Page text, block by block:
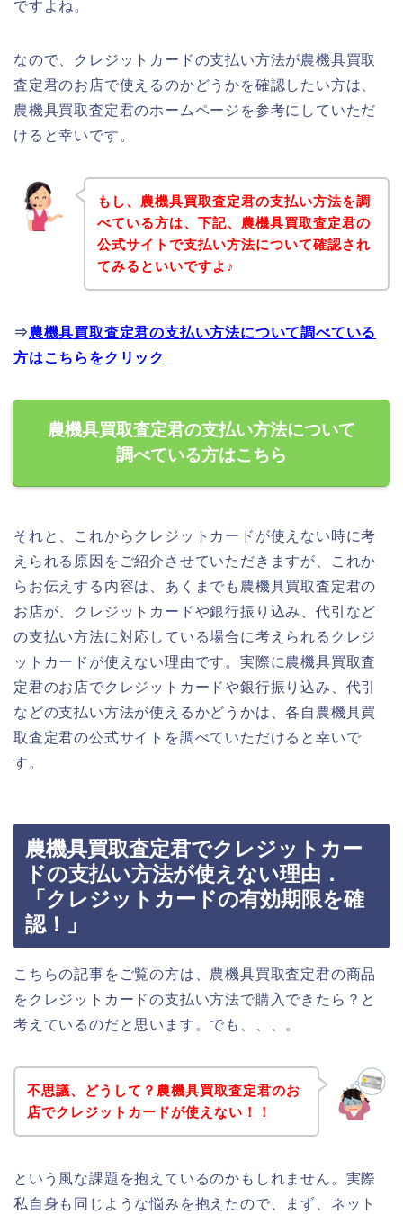
ですよね。
なので、クレジットカードの支払い方法が農機具買取
査定君のお店で使えるのかどうかを確認したい方は、
農機具買取査定君のホームページを参考にしていただ
けると幸いです。
もし、農機具買取査定君の支払い方法を調
べている方は、下記、農機具買取査定君の
公式サイトで支払い方法について確認され
てみるといいですよ♪
⇒農機具買取査定君の支払い方法について調べている
方はこちらをクリック
農機具買取査定君の支払い方法について
調べている方はこちら
それと、これからクレジットカードが使えない時に考
えられる原因をご紹介させていただきますが、これか
らお伝えする内容は、あくまでも農機具買取査定君の
お店が、クレジットカードや銀行振り込み、代引など
の支払い方法に対応している場合に考えられるクレジ
ットカードが使えない理由です。実際に農機具買取査
定君のお店でクレジットカードや銀行振り込み、代引
などの支払い方法が使えるかどうかは、各自農機具買
取査定君の公式サイトを調べていただけると幸いで
す。
農機具買取査定君でクレジットカー
ドの支払い方法が使えない理由．
「クレジットカードの有効期限を確
認！」
こちらの記事をご覧の方は、農機具買取査定君の商品
をクレジットカードの支払い方法で購入できたら？と
考えているのだと思います。でも、、、。
不思議、どうして？農機具買取査定君のお
店でクレジットカードが使えない！！
という風な課題を抱えているのかもしれません。実際
私自身も同じような悩みを抱えたので、まず、ネット